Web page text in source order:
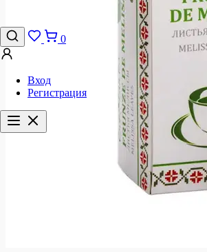
0
Вход
Регистрация